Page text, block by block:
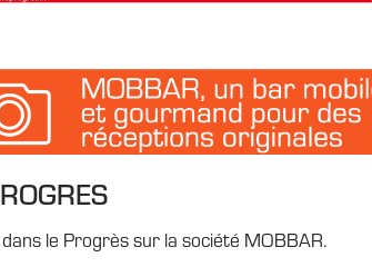
le Progrès sur la société MOBBAR.